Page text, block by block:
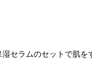
セラムのセットで肌を